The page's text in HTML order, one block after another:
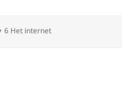
Categorieën
6 Het internet